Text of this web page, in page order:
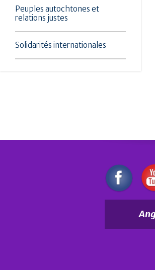
Peuples autochtones et
relations justes
Solidarités internationales